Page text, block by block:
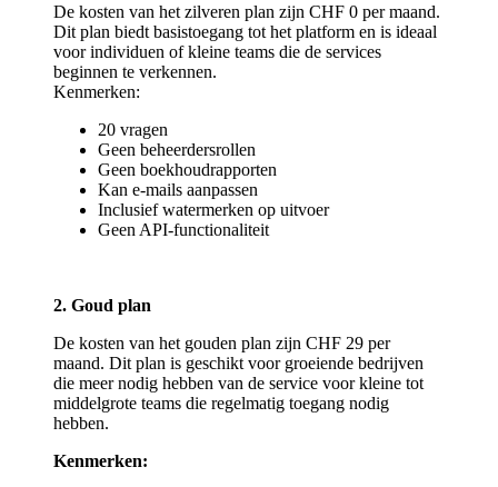
De kosten van het zilveren plan zijn CHF 0 per maand.
Dit plan biedt basistoegang tot het platform en is ideaal
voor individuen of kleine teams die de services
beginnen te verkennen.
Kenmerken:
20 vragen
Geen beheerdersrollen
Geen boekhoudrapporten
Kan e-mails aanpassen
Inclusief watermerken op uitvoer
Geen API-functionaliteit
2. Goud plan
De kosten van het gouden plan zijn CHF 29 per
maand. Dit plan is geschikt voor groeiende bedrijven
die meer nodig hebben van de service voor kleine tot
middelgrote teams die regelmatig toegang nodig
hebben.
Kenmerken: